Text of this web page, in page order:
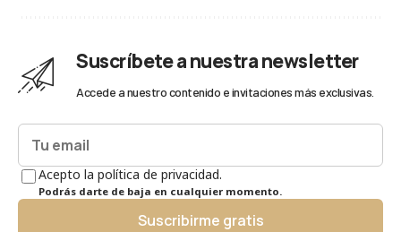
Suscríbete a nuestra newsletter
Accede a nuestro contenido e invitaciones más exclusivas.
Acepto la política de privacidad.
Podrás darte de baja en cualquier momento.
Suscribirme gratis